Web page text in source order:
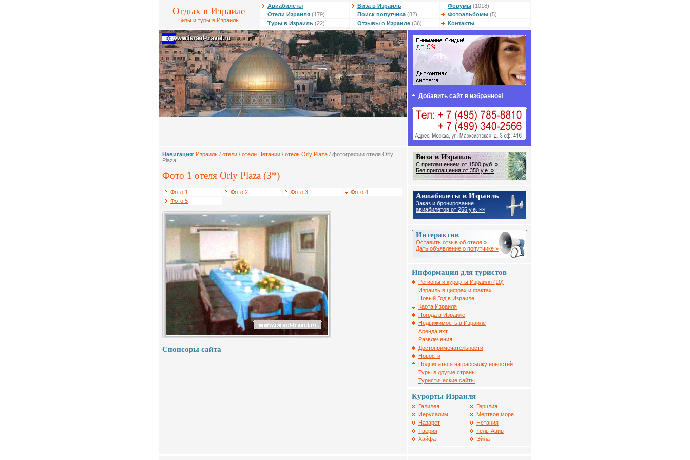
Отдых в Израиле
Визы и туры в Израиль
Авиабилеты Виза в Израиль Форумы (1018)
Отели Израиля (179) Поиск попутчика (82) Фотоальбомы (5)
Туры в Израиль (22) Отзывы о Израиле (36) Контакты
Добавить сайт в избранное!
Навигация: Израиль / отели / отели Нетании / отель Orly Plaza / фотографии отеля Orly
Plaza
Фото 1 отеля Orly Plaza (3*)
Фото 1 Фото 2 Фото 3
Фото 4
Фото 5
Спонсоры сайта
Виза в Израиль
С приглашением от 1500 руб. »
Без приглашения от 350 у.е. »
Авиабилеты в Израиль
Заказ и бронирование
авиабилетов от 265 у.е. »»
Интерактив
Оставить отзыв об отеле »
Дать объявление о попутчике »
Информация для туристов
Регионы и курорты Израиля (10)
Израиль в цифрах и фактах
Новый Год в Израиле
Карта Израиля
Погода в Израиле
Недвижимость в Израиле
Аренда яхт
Развлечения
Достопримечательности
Новости
Подписаться на рассылку новостей
Туры в другие страны
Туристические сайты
Курорты Израиля
Галилея
Иерусалим
Назарет
Тверия
Хайфа
Герцлия
Мертвое море
Нетания
Тель-Авив
Эйлат